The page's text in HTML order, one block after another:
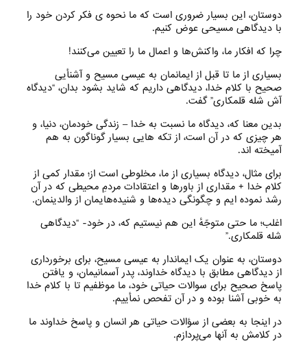
دوستان، این بسیار ضروری است که ما نحوه‌ ی‌‌ فکر کردن خود را
با دیدگاهی مسیحی عوض کنیم.
چرا که افکار ما، واکنش‌ها و اعمال ما را تعیین می‌‌کنند!
بسیاری از ما تا قبل از ایمانمان به عیسی مسیح و آشنأیی
صحیح با کلام خدا، دیدگاهی داریم که شاید بشود بدان، “دیدگاه
آش شله قلمکاری” گفت.
بدین معنا که، دیدگاه ما نسبت به خدا – زندگی خودمان، دنیا، و
هر ‌چیزی که در آن‌ است، از تکه هایی بسیار گوناگون به هم
آمیخته اند.
برای مثال، دیدگاه بسیاری از ما، مخلوطی است از؛ مقدار کمی از
کلام خدا + مقداری از باور‌ها و اعتقادات مردمِ محیطی که در آن
رشد نموده ایم و چگونگی دیده‌ها و شنیده‌هایمان از والدینمان.
اغلب؛ ما حتی متوجّهٔ این هم نیستیم که، در خود- “دیدگاهی
شله قلمکاری.”
دوستان، به عنوان یک ایماندار به عیسی مسیح، برای برخورداری
از دیدگاهی مطابق با دیدگاه خداوند، پدر آسمانیمان، و یافتن
پاسخ صحیح برای سوالات حیاتی خود، ما موظفیم تا با کلام خدا
به خوبی آشنا بوده و در آن تفحص نمأییم.
در اینجا به بعضی از سؤالات حیاتی هر انسان و پاسخ خداوند ما
در کلامش به آنها می‌‌پردازم.